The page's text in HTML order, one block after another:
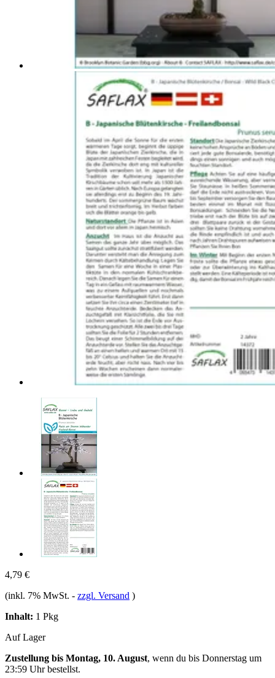
4,79 €
(inkl. 7% MwSt. - zzgl. Versand )
Inhalt: 1 Pkg
Auf Lager
Zustellung bis Montag, 10. August, wenn du bis Donnerstag um
23:59 Uhrbestellst.